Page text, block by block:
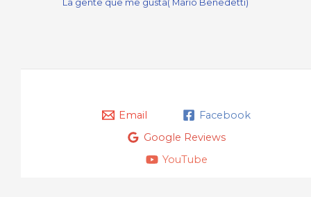
La gente que me gusta( Mario Benedetti)
Email
Facebook
Google Reviews
YouTube